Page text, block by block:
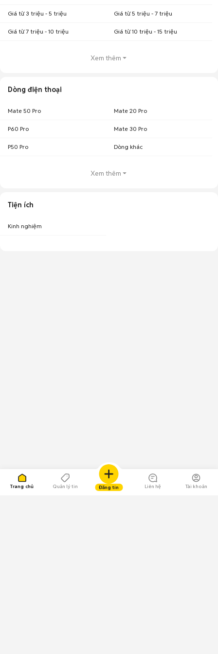
Trang chủ Quản lý tin Đăng tin Liên hệ Tài khoản
Giá từ 3 triệu - 5 triệu Giá từ 5 triệu - 7 triệu
Giá từ 7 triệu - 10 triệu Giá từ 10 triệu - 15 triệu
Xem thêm
Dòng điện thoại
Mate 50 Pro Mate 20 Pro
P60 Pro Mate 30 Pro
P50 Pro Dòng khác
Xem thêm
Tiện ích
Kinh nghiệm